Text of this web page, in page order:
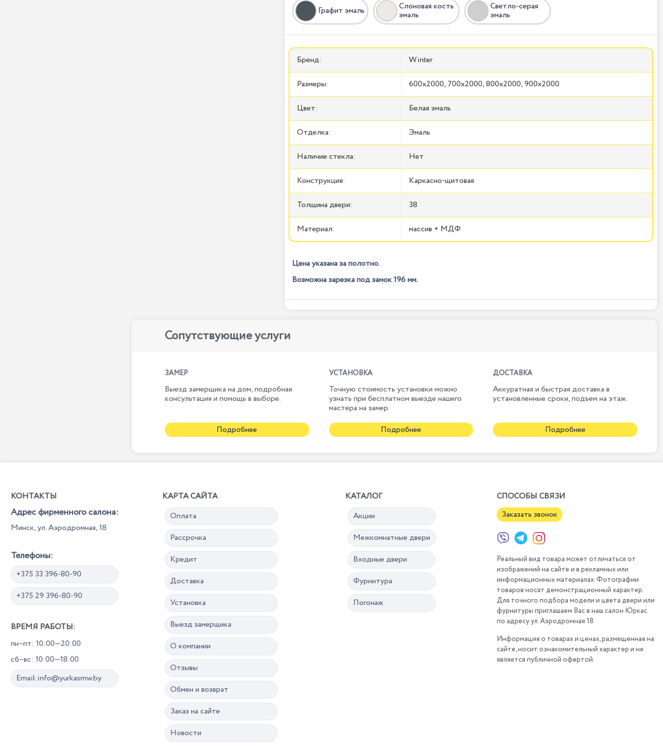
Графит эмаль Слоновая кость
эмаль
Светло-серая
эмаль
Бренд: Winter
Размеры: 600x2000, 700x2000, 800x2000, 900x2000
Цвет: Белая эмаль
Отделка: Эмаль
Наличие стекла: Нет
Конструкция: Каркасно-щитовая
Толщина двери: 38
Материал: массив + МДФ
Цена указана за полотно.
Возможна зарезка под замок 196 мм.
Сопутствующие услуги
ЗАМЕР
Выезд замерщика на дом, подробная
консультация и помощь в выборе.
Подробнее
УСТАНОВКА
Точную стоимость установки можно
узнать при бесплатном выезде нашего
мастера на замер.
Подробнее
ДОСТАВКА
Аккуратная и быстрая доставка в
установленные сроки, подъем на этаж.
Подробнее
КОНТАКТЫ
Адрес фирменного салона:
Минск, ул. Аэродромная, 18
Телефоны:
+375 33 396-80-90
+375 29 396-80-90
ВРЕМЯ РАБОТЫ:
пн–пт: 10:00—20:00
сб–вс: 10:00—18:00
Email:info@yurkasmw.by
КАРТА САЙТА
Оплата
Рассрочка
Кредит
Доставка
Установка
Выезд замерщика
О компании
Отзывы
Обмен и возврат
Заказ на сайте
Новости
КАТАЛОГ
Акции
Межкомнатные двери
Входные двери
Фурнитура
Погонаж
СПОСОБЫ СВЯЗИ
Заказать звонок
Реальный вид товара может отличаться от
изображений на сайте и в рекламных или
информационных материалах. Фотографии
товаров носят демонстрационный характер.
Для точного подбора модели и цвета двери или
фурнитуры приглашаем Вас в наш салон Юркас
по адресу ул. Аэродромная 18.
Информация о товарах и ценах, размещенная на
сайте, носит ознакомительный характер и не
является публичной офертой.